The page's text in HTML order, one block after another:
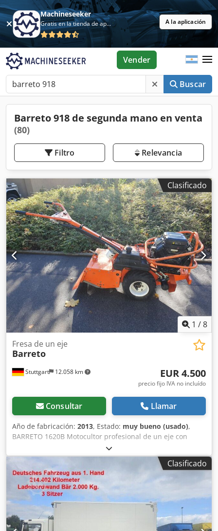
Machineseeker
Gratis en la tienda de aplicaciones A la aplicación
Buscar
Vender
Barreto 918 de segunda mano en venta
(80)
Filtro Relevancia
Clasificado
1 /8
Stuttgart 12.058 km
Fresa de un eje
Barreto
EUR 4.500
precio fijo IVA no incluído
Consultar Llamar
Año de fabricación: 2013, Estado: muy bueno (usado),
BARRETO 1620B Motocultor profesional de un eje con
motor de gasolina Briggs & Stratton de 2 cilindros y 16 CV,
transmisión hidrostática de velocidad variable,
accionamiento hidráulico del eje de fresado con ajuste de
velocidad, manillar ajustable en altura y 197 horas de
funcionamiento, según el contador. Este motocultor
proviene directamente del servicio de atención al cliente,
está listo para usar y presenta las típicas señales de uso y
desgaste de esta categoría de equipos. Se vende como
máquina usada, sin derecho a devolución, garantía ni
Clasificado